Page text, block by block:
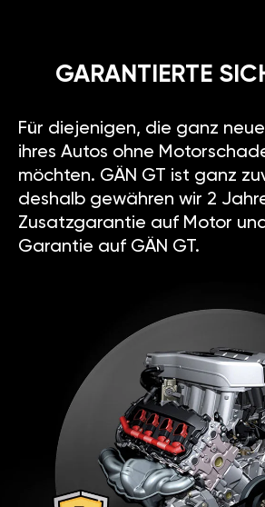
GARANTIERTE
Für diejenigen, die ganz
ihres Autos ohne
möchten. GÄN GT ist ganz
deshalb gewähren wir 2
Zusatzgarantie auf Motor
Garantie auf GÄN GT.